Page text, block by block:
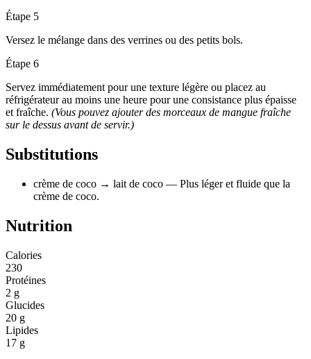
Étape 5
Versez le mélange dans des verrines ou des petits bols.
Étape 6
Servez immédiatement pour une texture légère ou placez au
réfrigérateur au moins une heure pour une consistance plus épaisse
et fraîche. (Vous pouvez ajouter des morceaux de mangue fraîche
sur le dessus avant de servir.)
Substitutions
crème de coco → lait de coco — Plus léger et fluide que la
crème de coco.
Nutrition
Calories
230
Protéines
2 g
Glucides
20 g
Lipides
17 g